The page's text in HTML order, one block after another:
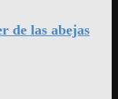
de las abejas